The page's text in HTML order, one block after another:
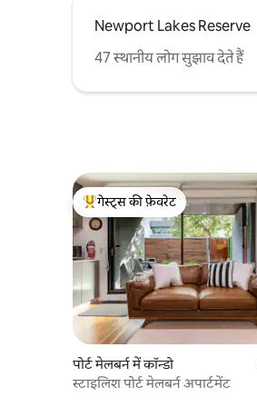
Newport Lakes Reserve
47 स्थानीय लोग सुझाव देते हैं
गेस्ट्स का टॉप फ़ेवरेट
गेस्ट्स की फ़ेवरेट
पोर्ट मेलबर्न में कॉन्डो
स्टाइलिश पोर्ट मेलबर्न अपार्टमेंट